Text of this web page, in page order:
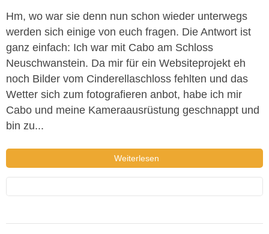
Hm, wo war sie denn nun schon wieder unterwegs
werden sich einige von euch fragen. Die Antwort ist
ganz einfach: Ich war mit Cabo am Schloss
Neuschwanstein. Da mir für ein Websiteprojekt eh
noch Bilder vom Cinderellaschloss fehlten und das
Wetter sich zum fotografieren anbot, habe ich mir
Cabo und meine Kameraausrüstung geschnappt und
bin zu...
Weiterlesen